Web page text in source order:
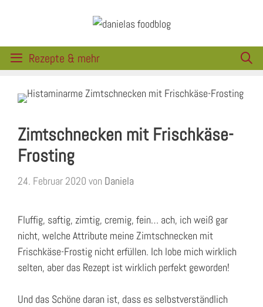
Rezepte & mehr
Zimtschnecken mit Frischkäse-
Frosting
24. Februar 2020 von Daniela
Fluffig, saftig, zimtig, cremig, fein… ach, ich weiß gar
nicht, welche Attribute meine Zimtschnecken mit
Frischkäse-Frostig nicht erfüllen. Ich lobe mich wirklich
selten, aber das Rezept ist wirklich perfekt geworden!
Und das Schöne daran ist, dass es selbstverständlich